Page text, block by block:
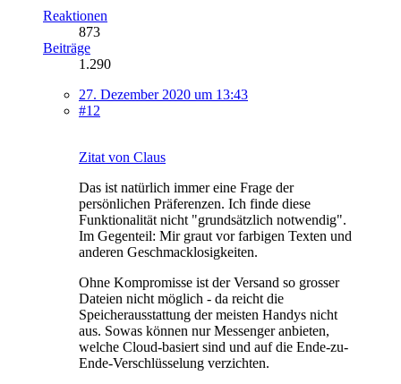
Reaktionen
873
Beiträge
1.290
27. Dezember 2020 um 13:43
#12
Zitat von Claus
Das ist natürlich immer eine Frage der
persönlichen Präferenzen. Ich finde diese
Funktionalität nicht "grundsätzlich notwendig".
Im Gegenteil: Mir graut vor farbigen Texten und
anderen Geschmacklosigkeiten.
Ohne Kompromisse ist der Versand so grosser
Dateien nicht möglich - da reicht die
Speicherausstattung der meisten Handys nicht
aus. Sowas können nur Messenger anbieten,
welche Cloud-basiert sind und auf die Ende-zu-
Ende-Verschlüsselung verzichten.